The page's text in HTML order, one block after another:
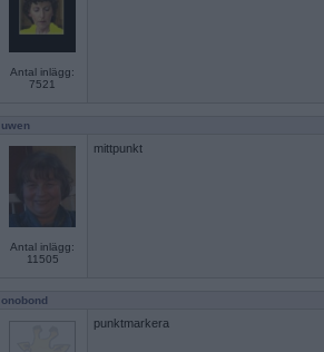
Antal inlägg:
7521
uwen
Antal inlägg:
11505
mittpunkt
onobond
punktmarkera